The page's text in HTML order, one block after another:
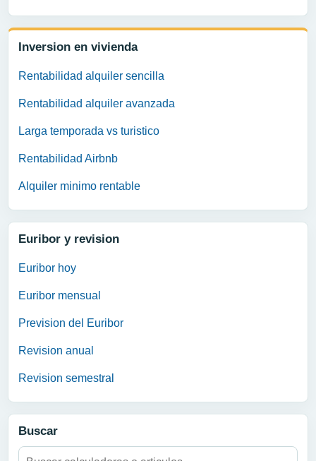
Inversion en vivienda
Rentabilidad alquiler sencilla
Rentabilidad alquiler avanzada
Larga temporada vs turistico
Rentabilidad Airbnb
Alquiler minimo rentable
Euribor y revision
Euribor hoy
Euribor mensual
Prevision del Euribor
Revision anual
Revision semestral
Buscar
Buscar: